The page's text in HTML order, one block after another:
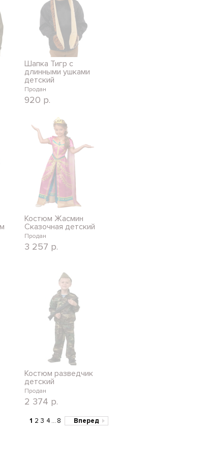
Шапка Тигр с
длинными ушками
детский
Продан
920 р.
Костюм Жасмин
Сказочная детский
Продан
3 257 р.
Костюм разведчик
детский
Продан
2 374 р.
1 2 3 4 ... 8 Вперед